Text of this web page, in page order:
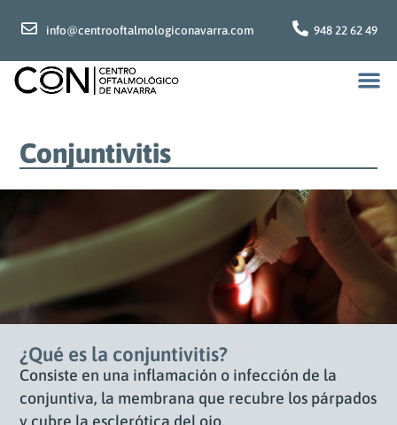
info@centrooftalmologiconavarra.com 948 22 62 49
Conjuntivitis
¿Qué es la conjuntivitis?
Consiste en una inflamación o infección de la
conjuntiva, la membrana que recubre los párpados
y cubre la esclerótica del ojo.